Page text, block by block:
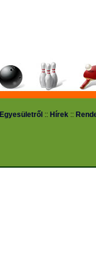
Egyesületről :: Hírek ::